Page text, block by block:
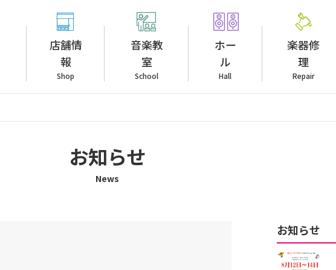
店舗情
報
Shop
音楽教
室
School
ホー
ル
Hall
楽器修
理
Repair
お知らせ
News
お知らせ